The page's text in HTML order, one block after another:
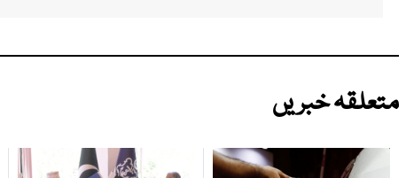
متعلقہ خبریں